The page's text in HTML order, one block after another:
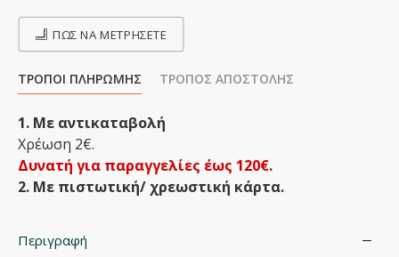
ΠΩΣ ΝΑ ΜΕΤΡΉΣΕΤΕ
ΤΡΌΠΟΙ ΠΛΗΡΩΜΉΣ ΤΡΌΠΟΣ ΑΠΟΣΤΟΛΉΣ
1. Με αντικαταβολή
Χρέωση 2€.
Δυνατή για παραγγελίες έως 120€.
2. Με πιστωτική/ χρεωστική κάρτα.
Περιγραφή